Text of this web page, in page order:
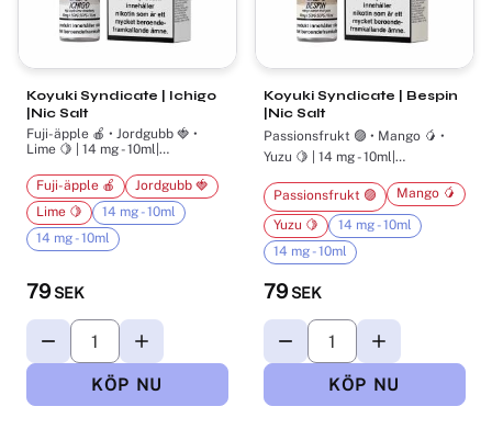
Koyuki Syndicate | Ichigo
|Nic Salt
Fuji-äpple 🍎 • Jordgubb 🍓 •
Lime 🍋 | 14 mg - 10ml|
79 SEK
Fuji-äpple 🍎
Jordgubb 🍓
Lime 🍋
14 mg - 10ml
14 mg - 10ml
Koyuki Syndicate | Bespin
|Nic Salt
Passionsfrukt 🟣 • Mango 🥭 •
Yuzu 🍋 | 14 mg - 10ml|
79 SEK
Passionsfrukt 🟣 Mango 🥭
Yuzu 🍋
14 mg - 10ml
14 mg - 10ml